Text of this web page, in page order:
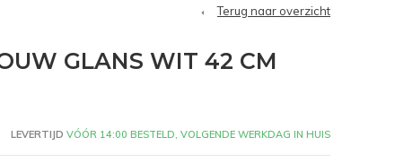
Terug naar overzicht
GLANS WIT 42 CM
LEVERTIJD VÓÓR 14:00 BESTELD, VOLGENDE WERKDAG IN HUIS